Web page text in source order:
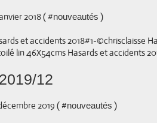
2018 ( #nouveautés )
et accidents 2018#1-©chrisclaisse
lin 46X54cms Hasards et accidents
12
2019 ( #nouveautés )